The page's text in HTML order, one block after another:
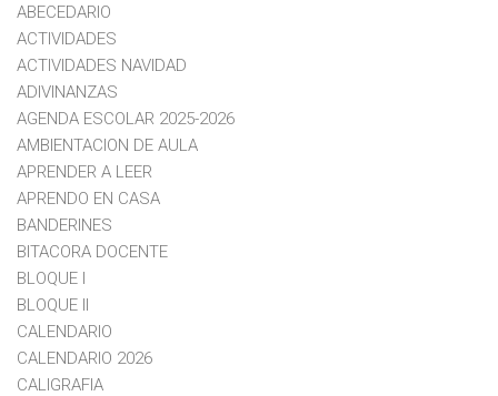
ABECEDARIO
ACTIVIDADES
ACTIVIDADES NAVIDAD
ADIVINANZAS
AGENDA ESCOLAR 2025-2026
AMBIENTACION DE AULA
APRENDER A LEER
APRENDO EN CASA
BANDERINES
BITACORA DOCENTE
BLOQUE I
BLOQUE II
CALENDARIO
CALENDARIO 2026
CALIGRAFIA